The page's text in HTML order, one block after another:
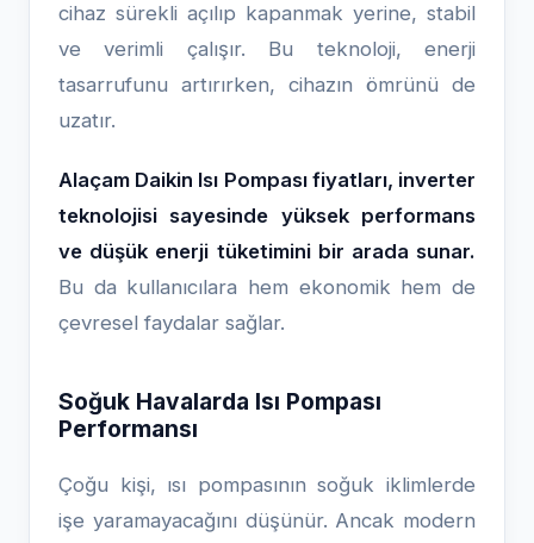
cihaz sürekli açılıp kapanmak yerine, stabil
ve verimli çalışır. Bu teknoloji, enerji
tasarrufunu artırırken, cihazın ömrünü de
uzatır.
Alaçam Daikin Isı Pompası fiyatları, inverter
teknolojisi sayesinde yüksek performans
ve düşük enerji tüketimini bir arada sunar.
Bu da kullanıcılara hem ekonomik hem de
çevresel faydalar sağlar.
Soğuk Havalarda Isı Pompası
Performansı
Çoğu kişi, ısı pompasının soğuk iklimlerde
işe yaramayacağını düşünür. Ancak modern